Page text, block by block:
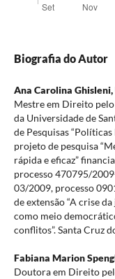
Biografia do Autor
Ana Carolina Ghisleni,
Mestre em Direito
da Universidade de
de Pesquisas
projeto de pesquisa
rápida e eficaz”
processo 470795/
03/2009, processo
de extensão “A crise
como meio
conflitos”. Santa Cruz
Fabiana Marion
Doutora em Direito